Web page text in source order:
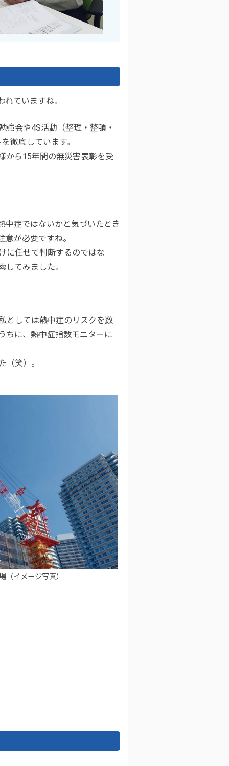
ていますね。
強会や4S活動（整理・整頓・
徹底しています。
から15年間の無災害表彰を受
中症ではないかと気づいたとき
が必要ですね。
に任せて判断するのではな
てみました。
としては熱中症のリスクを数
ちに、熱中症指数モニターに
笑）。
（イメージ写真）